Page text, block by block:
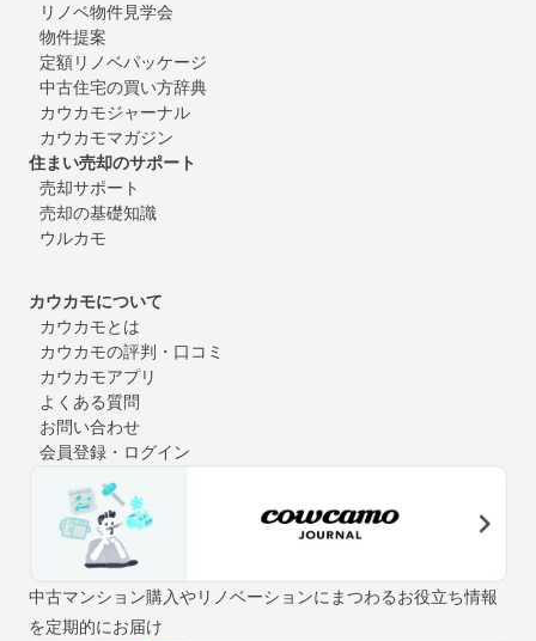
リノベ物件見学会
物件提案
定額リノベパッケージ
中古住宅の買い方辞典
カウカモジャーナル
カウカモマガジン
住まい売却のサポート
売却サポート
売却の基礎知識
ウルカモ
カウカモについて
カウカモとは
カウカモの評判・口コミ
カウカモアプリ
よくある質問
お問い合わせ
会員登録・ログイン
中古マンション購入やリノベーションにまつわるお役立ち情報
を定期的にお届け